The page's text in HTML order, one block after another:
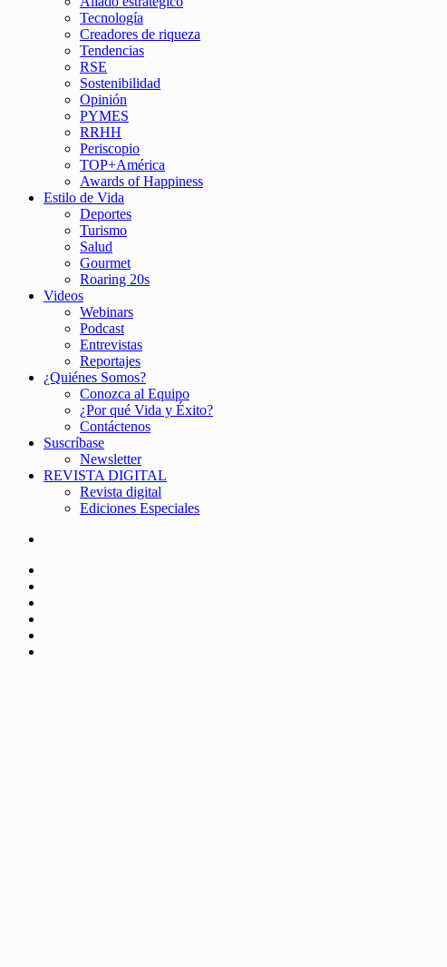
Tecnología
Creadores de riqueza
Tendencias
RSE
Sostenibilidad
Opinión
PYMES
RRHH
Periscopio
TOP+América
Awards of Happiness
Estilo de Vida
Deportes
Turismo
Salud
Gourmet
Roaring 20s
Videos
Webinars
Podcast
Entrevistas
Reportajes
¿Quiénes Somos?
Conozca al Equipo
¿Por qué Vida y Éxito?
Contáctenos
Suscríbase
Newsletter
REVISTA DIGITAL
Revista digital
Ediciones Especiales